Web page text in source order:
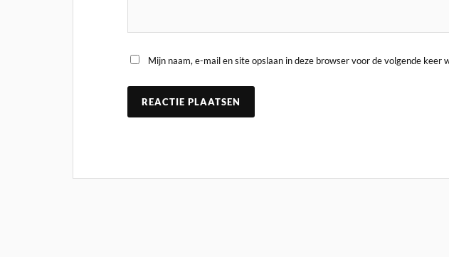
Mijn naam, e-mail en site opslaan in deze browser voor de volgende keer